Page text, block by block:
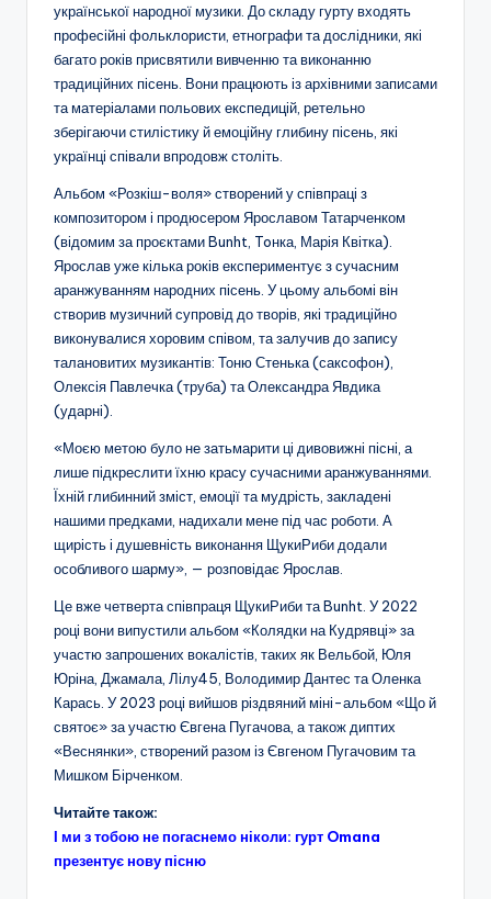
української народної музики. До складу гурту входять
професійні фольклористи, етнографи та дослідники, які
багато років присвятили вивченню та виконанню
традиційних пісень. Вони працюють із архівними записами
та матеріалами польових експедицій, ретельно
зберігаючи стилістику й емоційну глибину пісень, які
українці співали впродовж століть.
Альбом «Розкіш-воля» створений у співпраці з
композитором і продюсером Ярославом Татарченком
(відомим за проєктами Bunht, Toнка, Марія Квітка).
Ярослав уже кілька років експериментує з сучасним
аранжуванням народних пісень. У цьому альбомі він
створив музичний супровід до творів, які традиційно
виконувалися хоровим співом, та залучив до запису
талановитих музикантів: Тоню Стенька (саксофон),
Олексія Павлечка (труба) та Олександра Явдика
(ударні).
«Моєю метою було не затьмарити ці дивовижні пісні, а
лише підкреслити їхню красу сучасними аранжуваннями.
Їхній глибинний зміст, емоції та мудрість, закладені
нашими предками, надихали мене під час роботи. А
щирість і душевність виконання ЩукиРиби додали
особливого шарму», — розповідає Ярослав.
Це вже четверта співпраця ЩукиРиби та Bunht. У 2022
році вони випустили альбом «Колядки на Кудрявці» за
участю запрошених вокалістів, таких як Вельбой, Юля
Юріна, Джамала, Лілу45, Володимир Дантес та Оленка
Карась. У 2023 році вийшов різдвяний міні-альбом «Що й
святоє» за участю Євгена Пугачова, а також диптих
«Веснянки», створений разом із Євгеном Пугачовим та
Мишком Бірченком.
Читайте також:
І ми з тобою не погаснемо ніколи: гурт Omana
презентує нову пісню